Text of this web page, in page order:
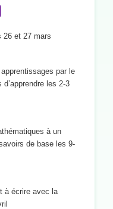
26 et 27 mars
par le
les 2-3
à un
de base les 9-
à écrire avec la